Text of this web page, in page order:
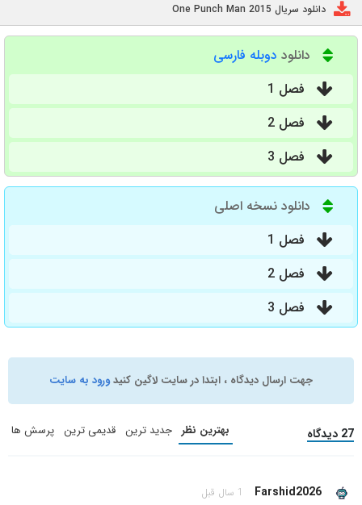
دانلود سریال One Punch Man 2015
دانلود دوبله فارسی
فصل 1
فصل 2
فصل 3
دانلود نسخه اصلی
فصل 1
فصل 2
فصل 3
جهت ارسال دیدگاه ، ابتدا در سایت لاگین کنیدورود به سایت
27 دیدگاه بهترین نظر جدید ترین قدیمی ترین پرسش ها
Farshid2026 1 سال قبل